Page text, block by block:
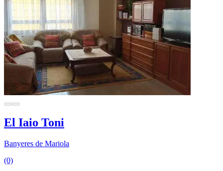
El Iaio Toni
Banyeres de Mariola
(0)